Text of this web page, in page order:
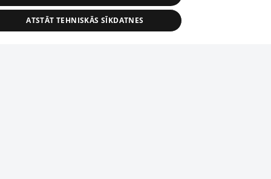
ATSTĀT TEHNISKĀS SĪKDATNES